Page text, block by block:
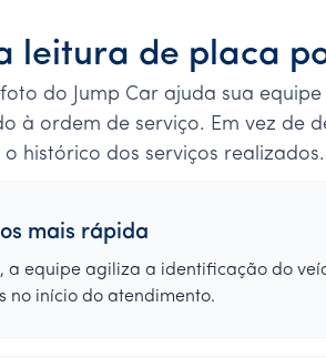
leitura de placa
do Jump Car ajuda sua
à ordem de serviço. Em vez de
histórico dos serviços realizados.
mais rápida
a equipe agiliza a identificação do
no início do atendimento.